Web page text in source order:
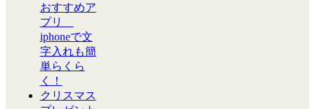
おすすめア
プリ
iphoneで文
字入れも簡
単らくら
く！
クリスマス